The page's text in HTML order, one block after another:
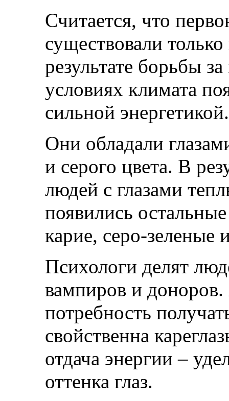
Считается, что
существовали
результате борьбы
условиях климата
сильной энергетикой.
Они обладали
и серого цвета. В
людей с глазами
появились
карие, серо-зеленые
Психологи делят
вампиров и
потребность
свойственна
отдача энергии –
оттенка глаз.